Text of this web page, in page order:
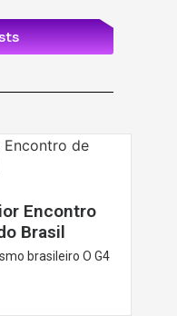
Encontro
Brasil
brasileiro O G4